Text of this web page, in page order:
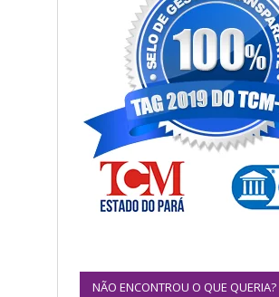
NÃO ENCONTROU O QUE QUERIA?